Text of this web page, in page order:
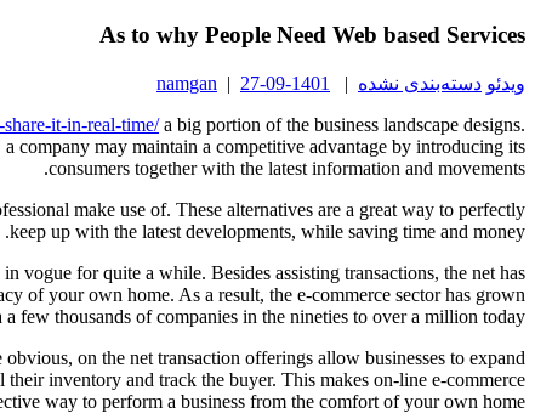
As to why People Need Web based Services
ویدئو دسته‌بندی نشده |
1401-09-27
|
namgan
it-in-real-time/a big portion of the business landscape designs.
company may maintain a competitive advantage by introducing its
consumers together with the latest information and movements.
make use of. These alternatives are a great way to perfectly
keep up with the latest developments, while saving time and money.
vogue for quite a while. Besides assisting transactions, the net has
of your own home. As a result, the e-commerce sector has grown
a few thousands of companies in the nineties to over a million today.
on the net transaction offerings allow businesses to expand
inventory and track the buyer. This makes on-line e-commerce
way to perform a business from the comfort of your own home.